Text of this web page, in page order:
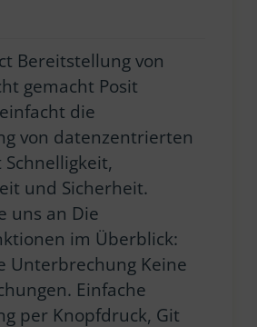
Bereitstellung von
gemacht Posit
die
von datenzentrierten
und Sicherheit.
uns an Die
im Überblick:
Unterbrechung Keine
Einfache
per Knopfdruck, Git